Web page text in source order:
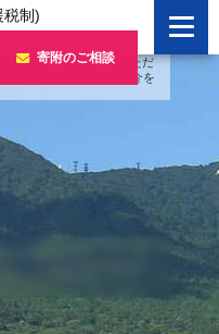
税制)
寄附のご相談
>お知らせ>寄附をいただ
保険相互会社様のご紹介を